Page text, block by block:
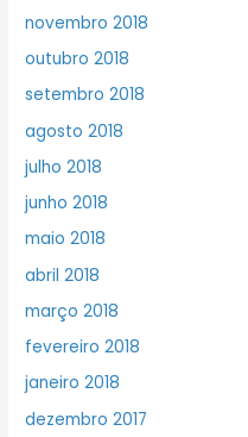
novembro 2018
outubro 2018
setembro 2018
agosto 2018
julho 2018
junho 2018
maio 2018
abril 2018
março 2018
fevereiro 2018
janeiro 2018
dezembro 2017